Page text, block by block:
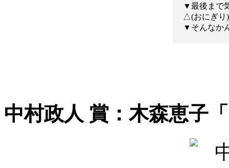
▼最後まで
△(おにぎり
▼そんなか
中村政人 賞：木森恵子